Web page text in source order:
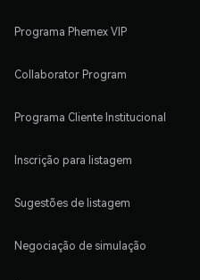
Programa Phemex VIP
Collaborator Program
Programa Cliente Institucional
Inscrição para listagem
Sugestões de listagem
Negociação de simulação